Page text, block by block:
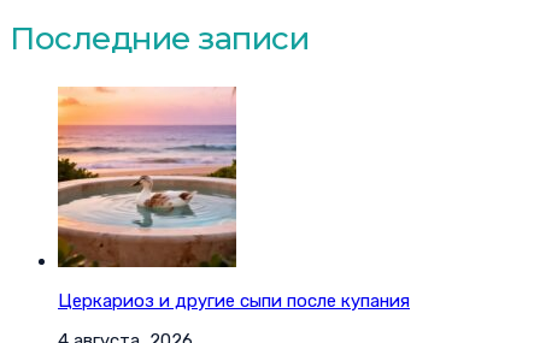
Последние записи
Церкариоз и другие сыпи после купания